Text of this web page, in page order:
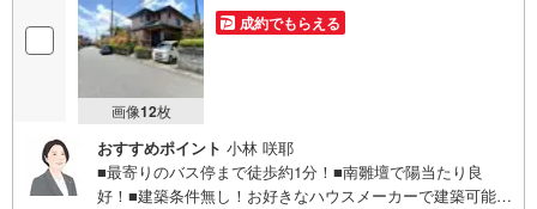
画像12枚
成約でもらえる
おすすめポイント 小林 咲耶
■最寄りのバス停まで徒歩約1分！■南雛壇で陽当たり良
好！■建築条件無し！お好きなハウスメーカーで建築可能！